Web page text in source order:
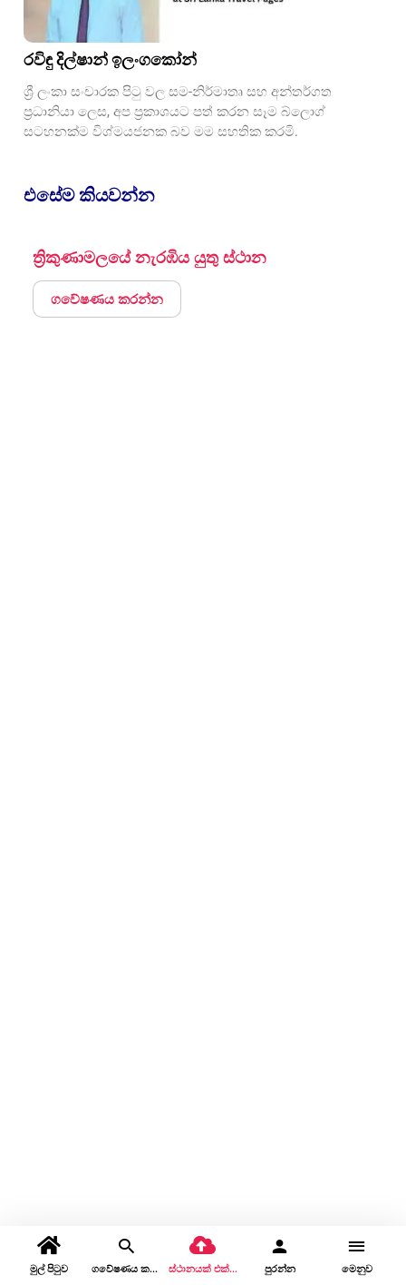
රවිඳු දිල්ෂාන් ඉලංගකෝන්
ශ්‍රී ලංකා සංචාරක පිටු වල සම-නිර්මාතෘ සහ අන්තර්ගත
ප්‍රධානියා ලෙස, අප ප්‍රකාශයට පත් කරන සෑම බ්ලොග්
සටහනක්ම විශ්මයජනක බව මම සහතික කරමි.
එසේම කියවන්න
ත්‍රිකුණාමලයේ නැරඹිය යුතු ස්ථාන
ගවේෂණය කරන්න
මුල් පිටුව ගවේෂණය කරන්න ස්ථානයක් එක් කරන්න පුරන්න මෙනුව